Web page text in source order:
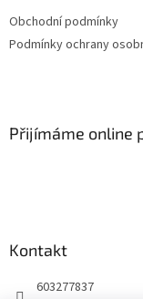
Obchodní podmínky
Podmínky ochrany
Přijímáme online
Kontakt
603277837